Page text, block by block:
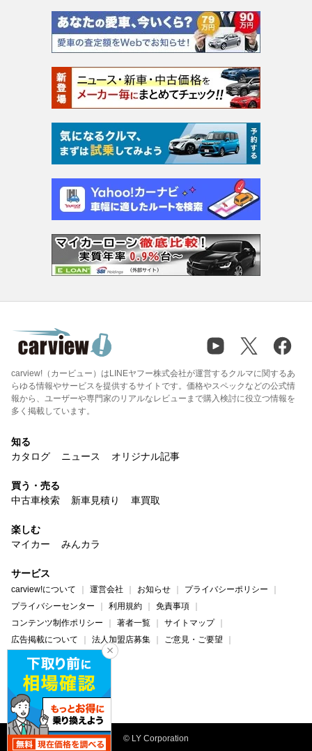
carview!（カービュー）はLINEヤフー株式会社が運営するクルマに関するあ
らゆる情報やサービスを提供するサイトです。価格やスペックなどの公式情
報から、ユーザーや専門家のリアルなレビューまで購入検討に役立つ情報を
多く掲載しています。
知る
カタログ
ニュース オリジナル記事
買う・売る
中古車検索
新車見積り 車買取
楽しむ
マイカー
みんカラ
サービス
carview!について 運営会社 お知らせ
プライバシーポリシー
プライバシーセンター
利用規約
免責事項
コンテンツ制作ポリシー
著者一覧
サイトマップ
広告掲載について
法人加盟店募集
ご意見・ご要望
ヘルプ・お問い合わせ
carview! Yahoo! JAPAN
© LY Corporation